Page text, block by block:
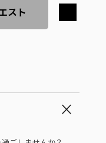
スト